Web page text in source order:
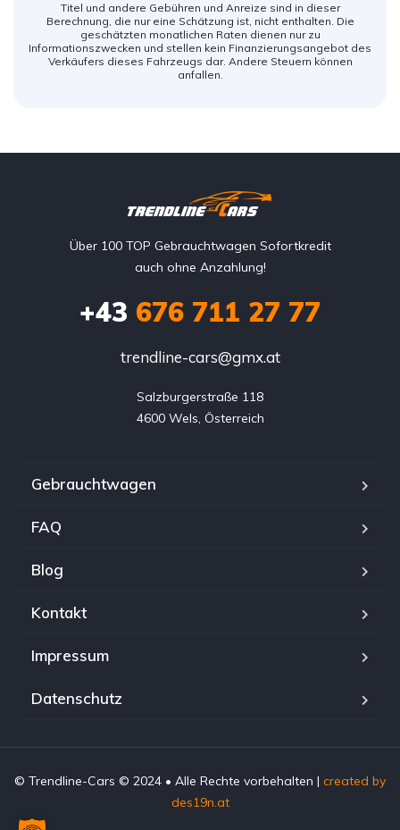
Titel und andere Gebühren und Anreize sind in dieser
Berechnung, die nur eine Schätzung ist, nicht enthalten. Die
geschätzten monatlichen Raten dienen nur zu
Informationszwecken und stellen kein Finanzierungsangebot des
Verkäufers dieses Fahrzeugs dar. Andere Steuern können
anfallen.
Über 100 TOP Gebrauchtwagen Sofortkredit
auch ohne Anzahlung!
+43 676 711 27 77
trendline-cars@gmx.at
Salzburgerstraße 118
4600 Wels, Österreich
Gebrauchtwagen
FAQ
Blog
Kontakt
Impressum
Datenschutz
© Trendline-Cars © 2024 • Alle Rechte vorbehalten | created by
des19n.at